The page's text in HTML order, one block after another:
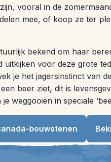
vooral in de
mee, of koop ze ter
bekend om haar
uitkijken voor deze grote
je het jagersinstinct van
beer ziet, dit is
weggooien in speciale
bouwstenen